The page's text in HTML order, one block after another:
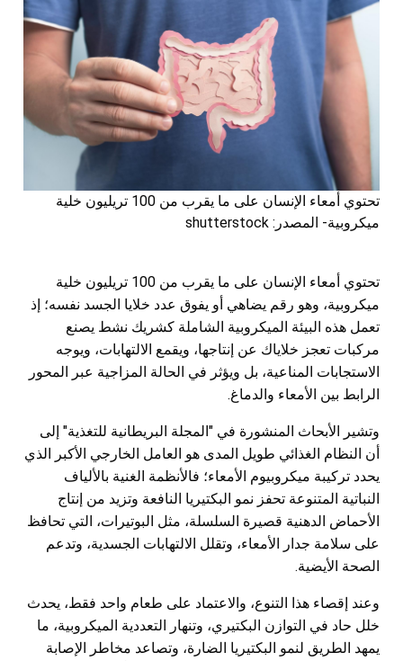
تحتوي أمعاء الإنسان على ما يقرب من 100 تريليون خلية
ميكروبية- المصدر: shutterstock
تحتوي أمعاء الإنسان على ما يقرب من 100 تريليون خلية
ميكروبية، وهو رقم يضاهي أو يفوق عدد خلايا الجسد نفسه؛ إذ
تعمل هذه البيئة الميكروبية الشاملة كشريك نشط يصنع
مركبات تعجز خلاياك عن إنتاجها، ويقمع الالتهابات، ويوجه
الاستجابات المناعية، بل ويؤثر في الحالة المزاجية عبر المحور
الرابط بين الأمعاء والدماغ.
وتشير الأبحاث المنشورة في "المجلة البريطانية للتغذية" إلى
أن النظام الغذائي طويل المدى هو العامل الخارجي الأكبر الذي
يحدد تركيبة ميكروبيوم الأمعاء؛ فالأنظمة الغنية بالألياف
النباتية المتنوعة تحفز نمو البكتيريا النافعة وتزيد من إنتاج
الأحماض الدهنية قصيرة السلسلة، مثل البوتيرات، التي تحافظ
على سلامة جدار الأمعاء، وتقلل الالتهابات الجسدية، وتدعم
الصحة الأيضية.
وعند إقصاء هذا التنوع، والاعتماد على طعام واحد فقط، يحدث
خلل حاد في التوازن البكتيري، وتنهار التعددية الميكروبية، ما
يمهد الطريق لنمو البكتيريا الضارة، وتصاعد مخاطر الإصابة